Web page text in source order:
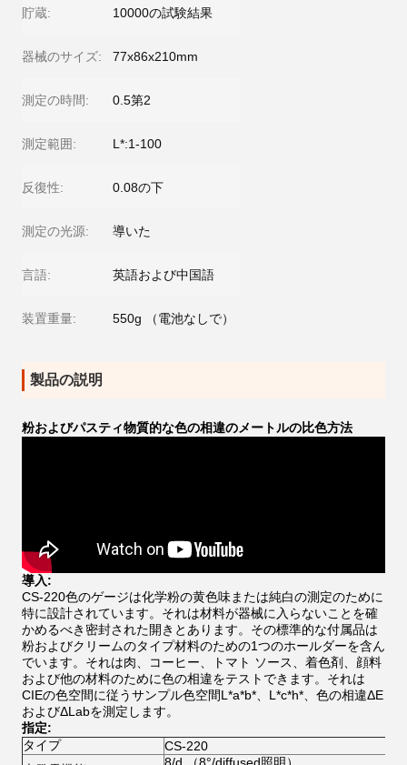
貯蔵: 10000の試験結果
器械のサイズ: 77x86x210mm
測定の時間: 0.5第2
測定範囲: L*:1-100
反復性: 0.08の下
測定の光源: 導いた
言語: 英語および中国語
装置重量: 550g （電池なしで）
製品の説明
粉およびパスティ物質的な色の相違のメートルの比色方法
導入:
CS-220色のゲージは化学粉の黄色味または純白の測定のために
特に設計されています。それは材料が器械に入らないことを確
かめるべき密封された開きとあります。その標準的な付属品は
粉およびクリームのタイプ材料のための1つのホールダーを含ん
でいます。それは肉、コーヒー、トマト ソース、着色剤、顔料
および他の材料のために色の相違をテストできます。それは
CIEの色空間に従うサンプル色空間L*a*b*、L*c*h*、色の相違ΔE
およびΔLabを測定します。
指定:
タイプ
CS-220